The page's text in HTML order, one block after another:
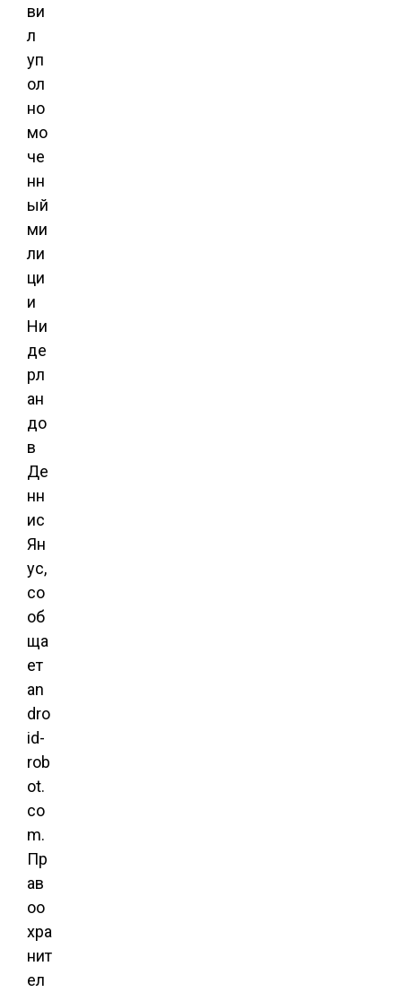
ви
л
уп
ол
но
мо
че
нн
ый
ми
ли
ци
и
Ни
де
рл
ан
до
в
Де
нн
ис
Ян
ус,
со
об
ща
ет
an
dro
id-
rob
ot.
co
m.
Пр
ав
оо
хра
нит
ел